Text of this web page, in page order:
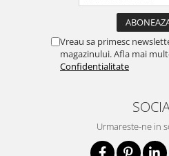
Vreau sa primesc
magazinului. Afla mai
Confidentialitate
Urmareste-ne in